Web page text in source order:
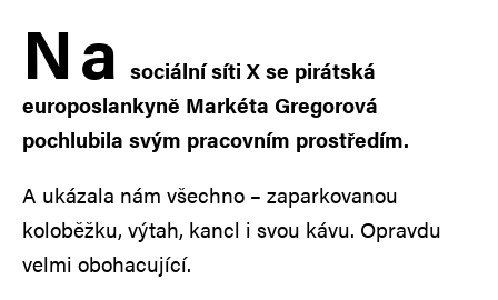
Na sociální síti X se pirátská
europoslankyně Markéta Gregorová
pochlubila svým pracovním prostředím.
A ukázala nám všechno – zaparkovanou
koloběžku, výtah, kancl i svou kávu. Opravdu
velmi obohacující.